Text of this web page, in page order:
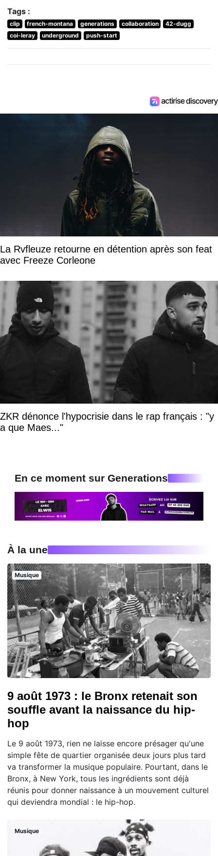
Tags :
clip french-montana generations collaboration
42-dugg
coi-leray
underground push-start
La Rvfleuze retourne en détention après son feat
avec Freeze Corleone
ZKR dénonce l'hypocrisie dans le rap français : "y
a que Maes..."
En ce moment sur Generations
À la une
Musique
9 août 1973 : le Bronx retenait son
souffle avant la naissance du hip-
hop
Le 9 août 1973, rien ne laisse encore présager qu'une
simple fête de quartier organisée deux jours plus tard
va transformer la musique populaire. Pourtant, dans le
Bronx, à New York, tous les ingrédients sont déjà
réunis pour donner naissance à un mouvement culturel
qui deviendra mondial : le hip-hop.
Musique